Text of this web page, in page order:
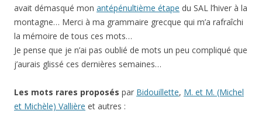
avait démasqué mon antépénultième étape du SAL l’hiver à la
montagne… Merci à ma grammaire grecque qui m’a rafraîchi
la mémoire de tous ces mots…
Je pense que je n’ai pas oublié de mots un peu compliqué que
j’aurais glissé ces dernières semaines…
Les mots rares proposés par Bidouillette, M. et M. (Michel
et Michèle) Vallière et autres :